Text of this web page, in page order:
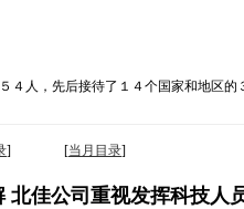
人，先后接待了１４个国家和地区
] [当月目录]
佳公司重视发挥科技人